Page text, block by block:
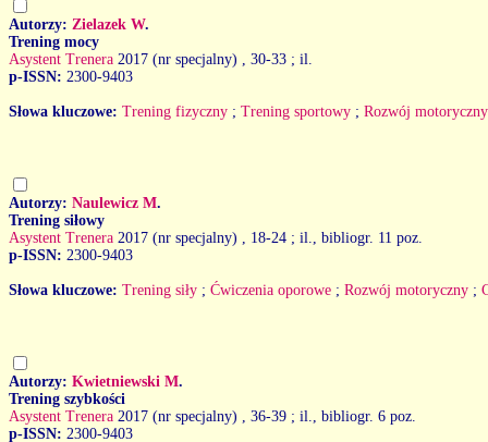
Autorzy: Zielazek W.
Trening mocy
Asystent Trenera 2017 (nr specjalny)
, 30-33 ; il.
p-ISSN: 2300-9403
Słowa kluczowe: Trening fizyczny ; Trening sportowy ; Rozwój motoryczny
Autorzy: Naulewicz M.
Trening siłowy
Asystent Trenera 2017 (nr specjalny)
, 18-24 ; il., bibliogr. 11 poz.
p-ISSN: 2300-9403
Słowa kluczowe: Trening siły ; Ćwiczenia oporowe ; Rozwój motoryczny ;
Autorzy: Kwietniewski M.
Trening szybkości
Asystent Trenera 2017 (nr specjalny)
, 36-39 ; il., bibliogr. 6 poz.
p-ISSN: 2300-9403